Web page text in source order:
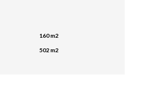
160 m2
502 m2